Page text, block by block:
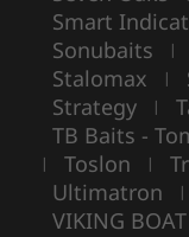
Smart
Sonubaits |
Stalomax |
Strategy |
TB Baits -
| Toslon |
Ultimatron |
VIKING BOAT